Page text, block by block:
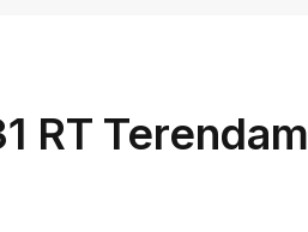
RT Terendam